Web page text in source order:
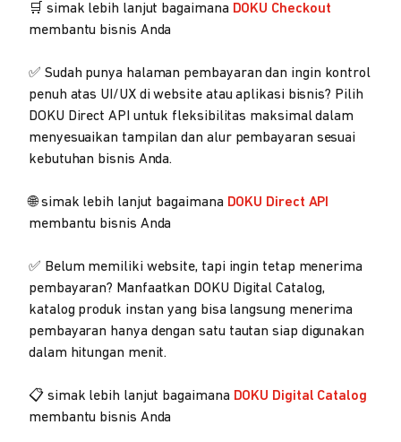
🛒 simak lebih lanjut bagaimana DOKU Checkout
membantu bisnis Anda
✅ Sudah punya halaman pembayaran dan ingin kontrol
penuh atas UI/UX di website atau aplikasi bisnis? Pilih
DOKU Direct API untuk fleksibilitas maksimal dalam
menyesuaikan tampilan dan alur pembayaran sesuai
kebutuhan bisnis Anda.
🌐 simak lebih lanjut bagaimana DOKU Direct API
membantu bisnis Anda
✅ Belum memiliki website, tapi ingin tetap menerima
pembayaran? Manfaatkan DOKU Digital Catalog,
katalog produk instan yang bisa langsung menerima
pembayaran hanya dengan satu tautan siap digunakan
dalam hitungan menit.
📋 simak lebih lanjut bagaimana DOKU Digital Catalog
membantu bisnis Anda